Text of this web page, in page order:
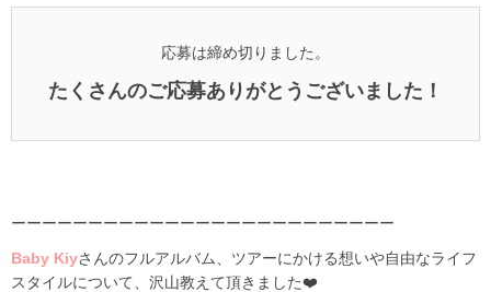
応募は締め切りました。
たくさんのご応募ありがとうございました！
ーーーーーーーーーーーーーーーーーーーーーーーーー
Baby Kiyさんのフルアルバム、ツアーにかける想いや自由なライフ
スタイルについて、沢山教えて頂きました❤️